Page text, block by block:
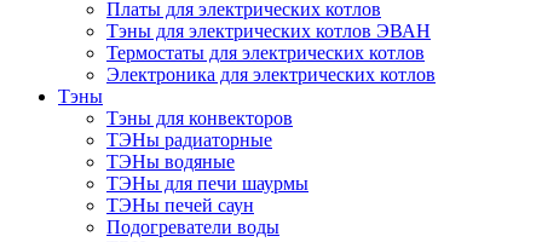
Платы для электрических котлов
Тэны для электрических котлов ЭВАН
Термостаты для электрических котлов
Электроника для электрических котлов
Тэны
Тэны для конвекторов
ТЭНы радиаторные
ТЭНы водяные
ТЭНы для печи шаурмы
ТЭНы печей саун
Подогреватели воды